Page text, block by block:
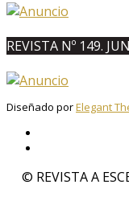
REVISTA Nº 149.
Diseñado porElegant
© REVISTA A